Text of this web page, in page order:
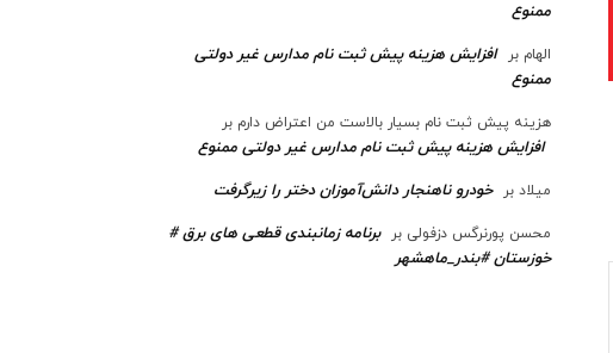
ممنوع
الهام بر
افزایش هزینه پیش ثبت نام مدارس غیر دولتی
ممنوع
هزینه پیش ثبت نام بسیار بالاست من اعتراض دارم بر
افزایش هزینه پیش ثبت نام مدارس غیر دولتی ممنوع
میلاد بر خودرو ناهنجار دانش‌آموزان دختر را زیرگرفت
محسن پورنرگس دزفولی بر
برنامه زمانبندی قطعی های برق #
خوزستان #بندر_ماهشهر